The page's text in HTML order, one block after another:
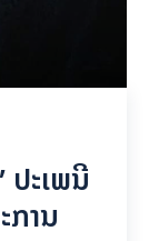
ະເພນີ
ານ